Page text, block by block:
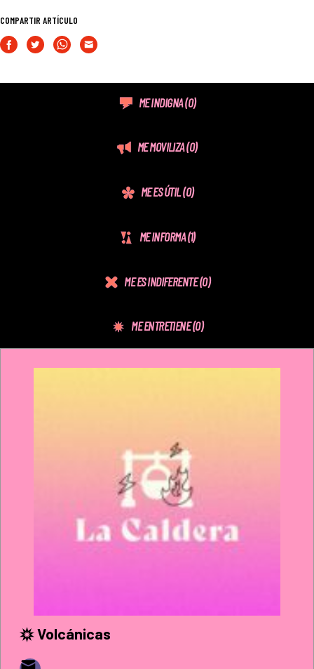
COMPARTIR ARTÍCULO
ME INDIGNA(0)
ME MOVILIZA(0)
ME ES ÚTIL(0)
ME INFORMA(1)
ME ES INDIFERENTE(0)
ME ENTRETIENE(0)
Volcánicas